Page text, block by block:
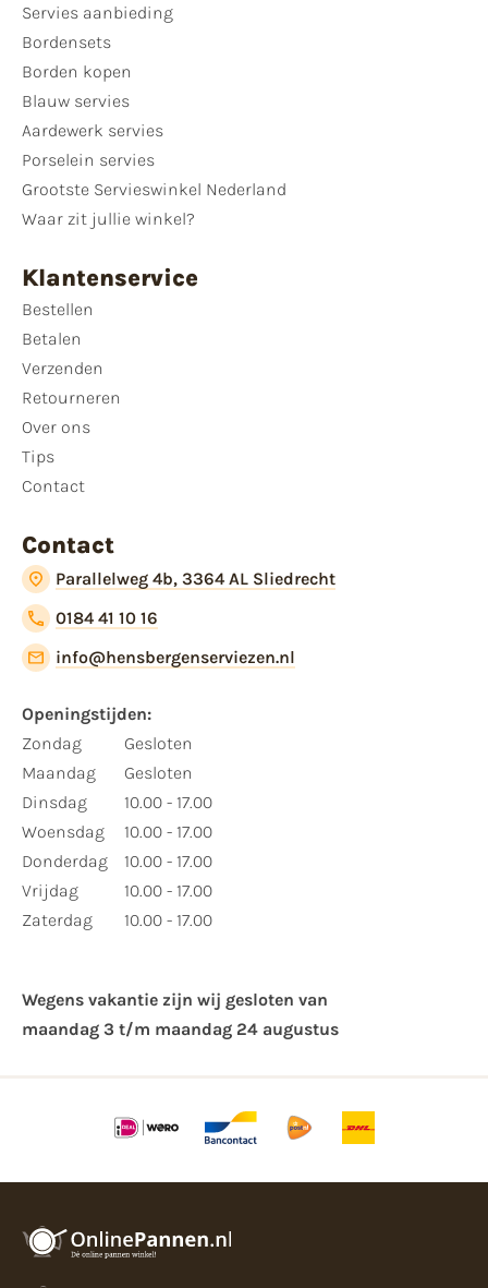
Servies aanbieding
Bordensets
Borden kopen
Blauw servies
Aardewerk servies
Porselein servies
Grootste Servieswinkel Nederland
Waar zit jullie winkel?
Klantenservice
Bestellen
Betalen
Verzenden
Retourneren
Over ons
Tips
Contact
Contact
Parallelweg 4b, 3364 AL Sliedrecht
0184 41 10 16
info@hensbergenserviezen.nl
Openingstijden:
Zondag
Maandag
Dinsdag
Woensdag
Donderdag
Vrijdag
Zaterdag
Gesloten
Gesloten
10.00 - 17.00
10.00 - 17.00
10.00 - 17.00
10.00 - 17.00
10.00 - 17.00
Wegens vakantie zijn wij gesloten van ​
maandag 3 t/m maandag 24 augustus